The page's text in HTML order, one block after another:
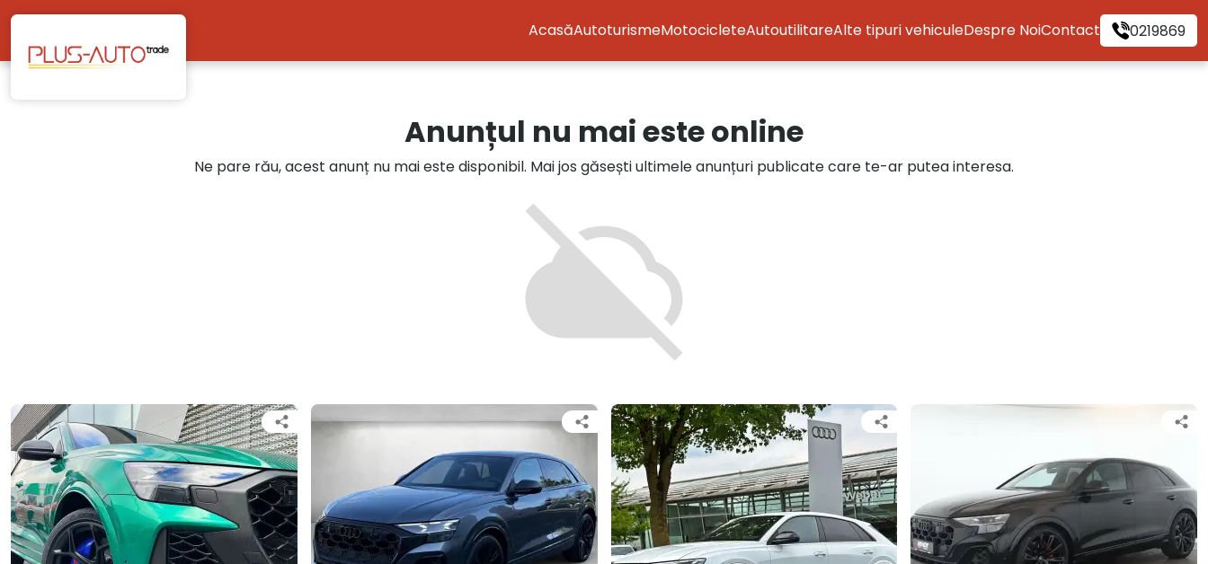
Mergi direct la conținutul principal
AcasăAutoturismeMotocicleteAutoutilitareAlte tipuri vehiculeDespre NoiContact 0219869
Anunțul nu mai este online
Ne pare rău, acest anunț nu mai este disponibil. Mai jos găsești ultimele anunțuri publicate care te-ar putea interesa.